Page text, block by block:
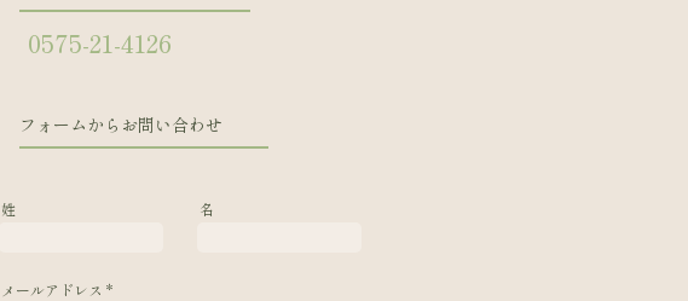
0575-21-4126
フォームからお問い合わせ
姓 名
メールアドレス